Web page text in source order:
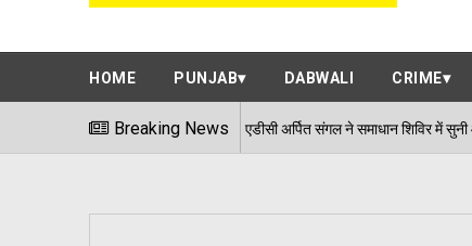
HOME PUNJAB DABWALI CRIME
Breaking News
06/08/2026 एडीसी अर्पित संगल ने समाधान शिविर में सुनी आमजन की समस्याएं